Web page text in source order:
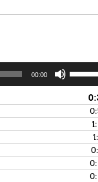
00:00
вверх/
вниз,
чтобы
или